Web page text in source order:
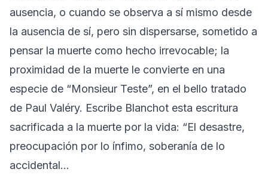
ausencia, o cuando se observa a sí mismo desde
la ausencia de sí, pero sin dispersarse, sometido a
pensar la muerte como hecho irrevocable; la
proximidad de la muerte le convierte en una
especie de “Monsieur Teste”, en el bello tratado
de Paul Valéry. Escribe Blanchot esta escritura
sacrificada a la muerte por la vida: “El desastre,
preocupación por lo ínfimo, soberanía de lo
accidental…